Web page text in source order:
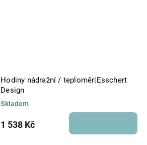
Hodiny nádražní / teploměr|Esschert
Design
Skladem
1 538 Kč